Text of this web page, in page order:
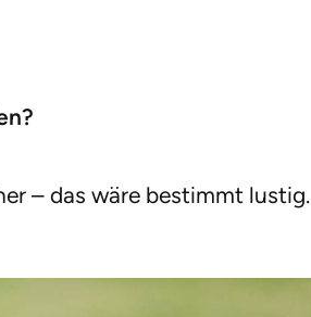
– das wäre bestimmt lustig.